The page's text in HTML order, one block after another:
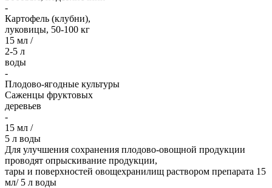
-
Картофель (клубни),
луковицы, 50-100 кг
15 мл /
2-5 л
воды
-
Плодово-ягодные культуры
Саженцы фруктовых
деревьев
-
15 мл /
5 л воды
Для улучшения сохранения плодово-овощной продукции
проводят опрыскивание продукции,
тары и поверхностей овощехранилищ раствором препарата 15
мл/ 5 л воды